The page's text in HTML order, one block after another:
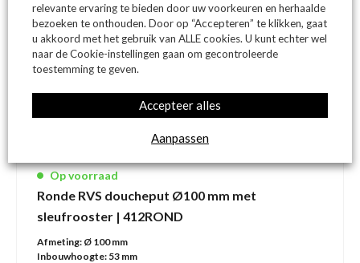
Op voorraad
Ronde RVS doucheput Ø100 mm met
sleufrooster | 412ROND
Afmeting: Ø 100 mm
Inbouwhoogte: 53 mm
relevante ervaring te bieden door uw voorkeuren en herhaalde
bezoeken te onthouden. Door op “Accepteren” te klikken, gaat
u akkoord met het gebruik van ALLE cookies. U kunt echter wel
naar de Cookie-instellingen gaan om gecontroleerde
toestemming te geven.
Aanpassen
Accepteer alles